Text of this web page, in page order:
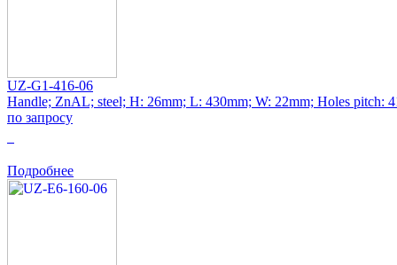
UZ-G1-416-06
Handle; ZnAL; steel; H: 26mm; L: 430mm; W: 22mm; Holes pitch:
по запросу
Подробнее